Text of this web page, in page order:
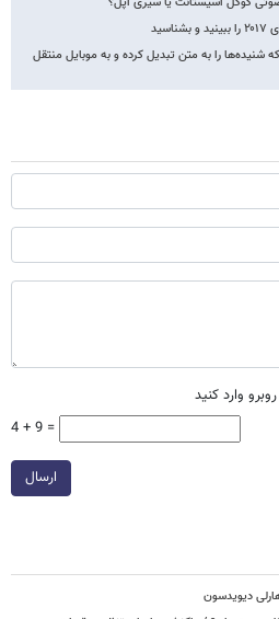
را به متن تبدیل کرده و به موبایل منتقل
وارد کنید
4 + 9 =
ارسال
دیویدسون